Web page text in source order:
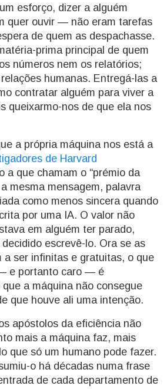
esforço, dizer a alguém
quer ouvir — não eram tarefas
de quem as despachasse.
prima principal de quem
números nem os relatórios;
humanas. Entregá-las a
contratar alguém para viver a
queixarmo-nos de que ela nos
a própria máquina nos está a
de Harvard
a que chamam o “prémio da
mesma mensagem, palavra
como menos sincera quando
por uma IA. O valor não
em alguém ter parado,
escrevê-lo. Ora se as
a ser infinitas e gratuitas, o que
e portanto caro — é
a máquina não consegue
que houve ali uma intenção.
apóstolos da eficiência não
mais a máquina faz, mais
que só um humano pode fazer.
o há décadas numa frase
de cada departamento de